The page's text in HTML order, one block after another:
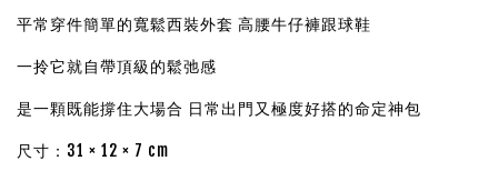
平常穿件簡單的寬鬆西裝外套 高腰牛仔褲跟球鞋
一拎它就自帶頂級的鬆弛感
是一顆既能撐住大場合 日常出門又極度好搭的命定神包
尺寸：31 × 12 × 7 cm